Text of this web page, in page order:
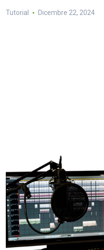
Tutorial Dicembre 22, 2024